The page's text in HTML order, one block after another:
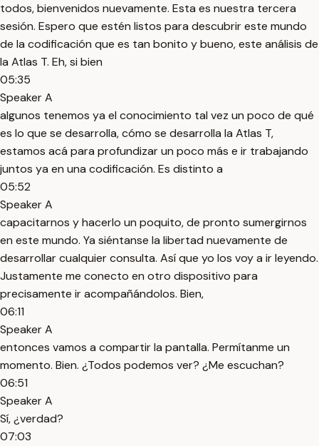
todos, bienvenidos nuevamente. Esta es nuestra tercera
sesión. Espero que estén listos para descubrir este mundo
de la codificación que es tan bonito y bueno, este análisis de
la Atlas T. Eh, si bien
05:35
Speaker A
algunos tenemos ya el conocimiento tal vez un poco de qué
es lo que se desarrolla, cómo se desarrolla la Atlas T,
estamos acá para profundizar un poco más e ir trabajando
juntos ya en una codificación. Es distinto a
05:52
Speaker A
capacitarnos y hacerlo un poquito, de pronto sumergirnos
en este mundo. Ya siéntanse la libertad nuevamente de
desarrollar cualquier consulta. Así que yo los voy a ir leyendo.
Justamente me conecto en otro dispositivo para
precisamente ir acompañándolos. Bien,
06:11
Speaker A
entonces vamos a compartir la pantalla. Permítanme un
momento. Bien. ¿Todos podemos ver? ¿Me escuchan?
06:51
Speaker A
Sí, ¿verdad?
07:03